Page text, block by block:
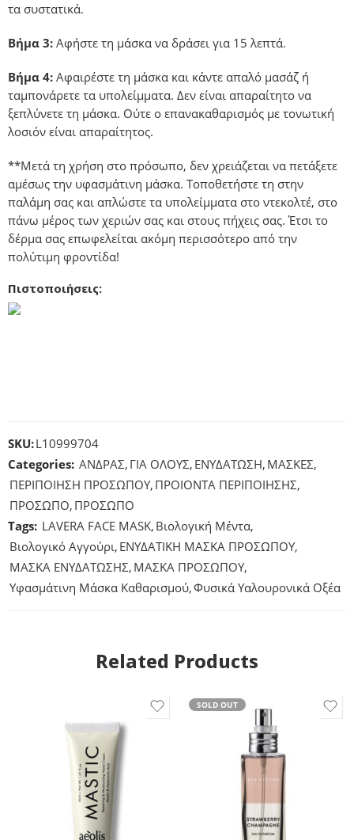
τα συστατικά.
Βήμα 3: Αφήστε τη μάσκα να δράσει για 15 λεπτά.
Βήμα 4: Αφαιρέστε τη μάσκα και κάντε απαλό μασάζ ή
ταμπονάρετε τα υπολείμματα. Δεν είναι απαραίτητο να
ξεπλύνετε τη μάσκα. Ούτε ο επανακαθαρισμός με τονωτική
λοσιόν είναι απαραίτητος.
**Μετά τη χρήση στο πρόσωπο, δεν χρειάζεται να πετάξετε
αμέσως την υφασμάτινη μάσκα. Τοποθετήστε τη στην
παλάμη σας και απλώστε τα υπολείμματα στο ντεκολτέ, στο
πάνω μέρος των χεριών σας και στους πήχεις σας. Έτσι το
δέρμα σας επωφελείται ακόμη περισσότερο από την
πολύτιμη φροντίδα!
Πιστοποιήσεις:
SKU:L10999704
Categories: ΑΝΔΡΑΣ, ΓΙΑ ΟΛΟΥΣ, ΕΝΥΔΑΤΩΣΗ, ΜΑΣΚΕΣ,
ΠΕΡΙΠΟΙΗΣΗ ΠΡΟΣΩΠΟY, ΠΡΟΙΟΝΤΑ ΠΕΡΙΠΟΙΗΣΗΣ,
ΠΡΟΣΩΠΟ, ΠΡΟΣΩΠΟ
Tags: LAVERA FACE MASK, Βιολογική Μέντα,
Βιολογικό Αγγούρι, ΕΝΥΔΑΤΙΚΗ ΜΑΣΚΑ ΠΡΟΣΩΠΟΥ,
ΜΑΣΚΑ ΕΝΥΔΑΤΩΣΗΣ, ΜΑΣΚΑ ΠΡΟΣΩΠΟΥ,
Υφασμάτινη Μάσκα Καθαρισμού,Φυσικά Υαλουρονικά Οξέα
Related Products
SOLD OUT